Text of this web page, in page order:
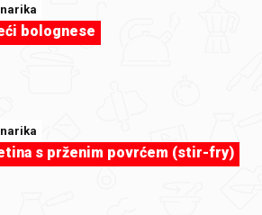
bolognese
s prženim povrćem (stir-fry)